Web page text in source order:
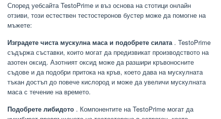
Според уебсайта TestoPrime и въз основа на стотици онлайн
отзиви, този естествен тестостеронов бустер може да помогне на
мъжете:
Изградете чиста мускулна маса и подобрете силата. TestoPrime
съдържа съставки, които могат да предизвикат производството на
азотен оксид. Азотният оксид може да разшири кръвоносните
съдове и да подобри притока на кръв, което дава на мускулната
тъкан достъп до повече кислород и може да увеличи мускулната
маса с течение на времето.
Подобрете либидото . Компонентите на TestoPrime могат да